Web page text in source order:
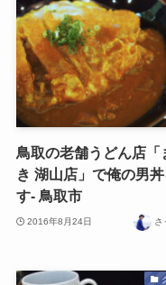
鳥取の老舗うどん店「
き 湖山店」で俺の男
す- 鳥取市
2016年8月24日 さ